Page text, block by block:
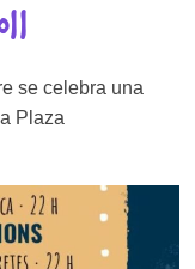
se celebra una
Plaza